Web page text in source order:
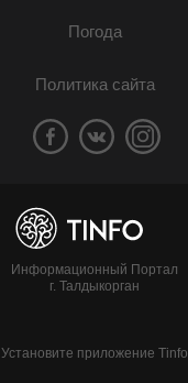
Погода
Политика сайта
Информационный Портал
г. Талдыкорган
Установите приложение Tinfo